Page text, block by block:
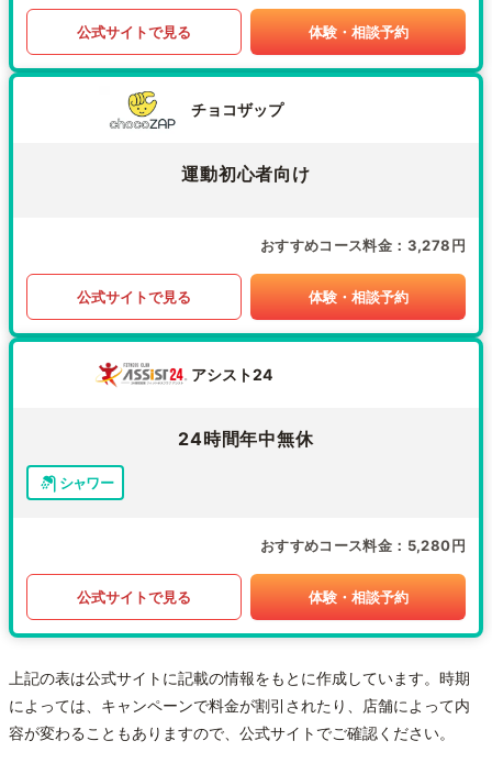
公式サイトで見る 体験・相談予約
チョコザップ
運動初心者向け
おすすめコース料金 3,278円
公式サイトで見る 体験・相談予約
アシスト24
24時間年中無休
シャワー
おすすめコース料金 5,280円
公式サイトで見る 体験・相談予約
上記の表は公式サイトに記載の情報をもとに作成しています。時期
によっては、キャンペーンで料金が割引されたり、店舗によって内
容が変わることもありますので、公式サイトでご確認ください。